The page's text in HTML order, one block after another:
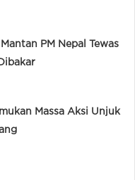
PM Nepal Tewas
Massa Aksi Unjuk